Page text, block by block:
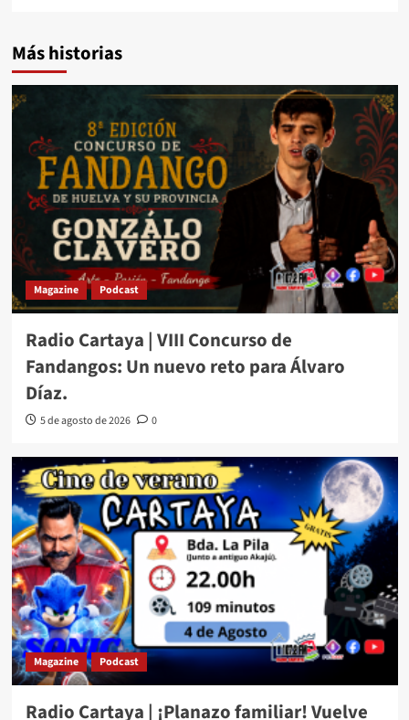
Más historias
Magazine Podcast
Radio Cartaya | VIII Concurso de
Fandangos: Un nuevo reto para Álvaro
Díaz.
5 de agosto de 2026 0
Magazine Podcast
Radio Cartaya | ¡Planazo familiar! Vuelve